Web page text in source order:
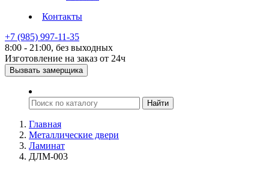
Контакты
+7 (985) 997-11-35
8:00 - 21:00, без выходных
Изготовление на заказ от 24ч
Вызвать замерщика
Главная
Металлические двери
Ламинат
ДЛМ-003